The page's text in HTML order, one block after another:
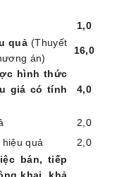
1,0
quả (Thuyết
án)
16,0
hình thức
giá có tính
4,0
2,0
quả 2,0
bán, tiếp